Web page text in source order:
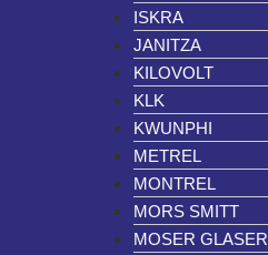
ISKRA
JANITZA
KILOVOLT
KLK
KWUNPHI
METREL
MONTREL
MORS SMITT
MOSER GLASER